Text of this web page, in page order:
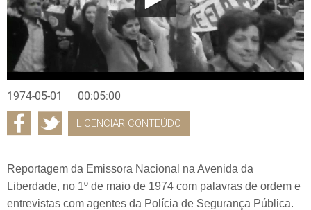
1974-05-01 00:05:00
LICENCIAR CONTEÚDO
Reportagem da Emissora Nacional na Avenida da
Liberdade, no 1º de maio de 1974 com palavras de ordem e
entrevistas com agentes da Polícia de Segurança Pública.